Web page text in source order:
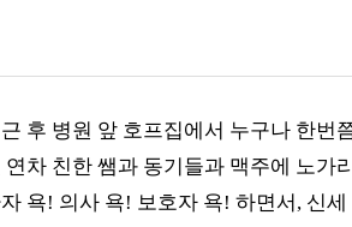
후 병원 앞 호프집에서 누구나 한번
연차 친한 쌤과 동기들과 맥주에 노가
욕! 의사 욕! 보호자 욕! 하면서, 신